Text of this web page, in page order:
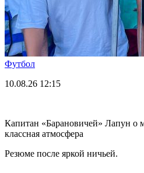
Футбол
10.08.26 12:15
Капитан «Барановичей» Лапун о
классная атмосфера
Резюме после яркой ничьей.